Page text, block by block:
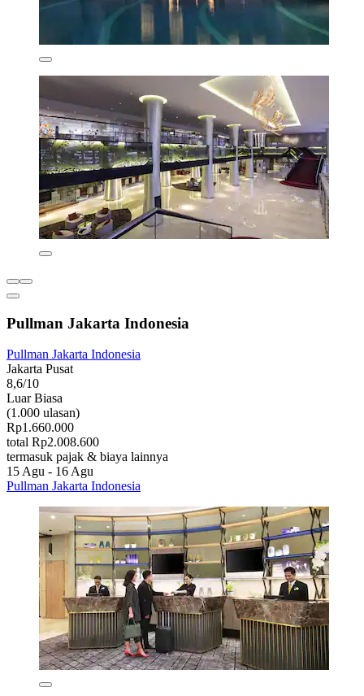
Pullman Jakarta Indonesia
Pullman Jakarta Indonesia
Jakarta Pusat
8,6/10
Luar Biasa
(1.000 ulasan)
Rp1.660.000
total Rp2.008.600
termasuk pajak & biaya lainnya
15 Agu - 16 Agu
Pullman Jakarta Indonesia